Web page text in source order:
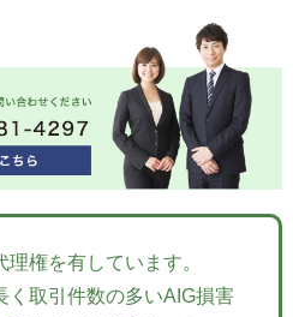
権を有しています。
く取引件数の多いAIG損害